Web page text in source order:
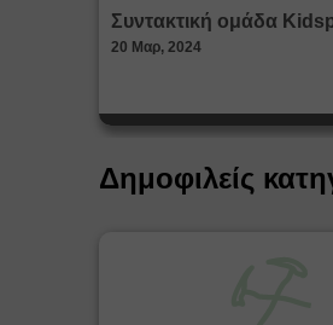
Συντακτική ομάδα
20 Μαρ, 2024
Δημοφιλείς